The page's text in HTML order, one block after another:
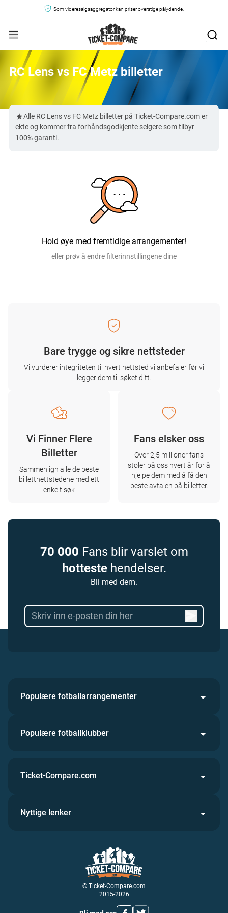
Som videresalgsaggregator kan priser overstige pålydende.
RC Lens vs FC Metz billetter
Alle RC Lens vs FC Metz billetter på Ticket-Compare.com er
ekte og kommer fra forhåndsgodkjente selgere som tilbyr
100% garanti.
Hold øye med fremtidige arrangementer!
eller prøv å endre filterinnstillingene dine
Bare trygge og sikre nettsteder
Vi vurderer integriteten til hvert nettsted vi anbefaler før vi
legger dem til søket ditt.
Vi Finner Flere
Billetter
Sammenlign alle de beste
billettnettstedene med ett
enkelt søk
Fans elsker oss
Over 2,5 millioner fans
stoler på oss hvert år for å
hjelpe dem med å få den
beste avtalen på billetter.
70 000 Fans blir varslet om
hottestehendelser.
Bli med dem.
Populære fotballarrangementer
Populære fotballklubber
© Ticket-Compare.com
2015-2026
Ticket-Compare.com
Nyttige lenker